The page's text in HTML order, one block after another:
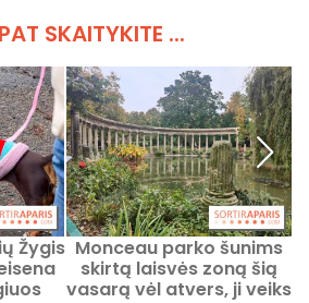
SKAITYKITE ...
Žygis Monceau parko šunims
skirtą laisvės zoną šią
vasarą vėl atvers, ji veiks